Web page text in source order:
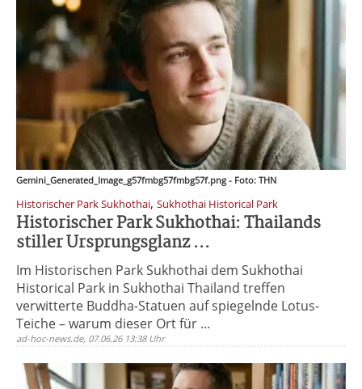
Gemini_Generated_Image_g57fmbg57fmbg57f.png - Foto: THN
Historischer Park Sukhothai, Sukhothai Historical Park
Historischer Park Sukhothai: Thailands
stiller Ursprungsglanz ...
Im Historischen Park Sukhothai dem Sukhothai
Historical Park in Sukhothai Thailand treffen
verwitterte Buddha-Statuen auf spiegelnde Lotus-
Teiche – warum dieser Ort für ...
ad-hoc-news.de, 07.06.26 13:38 Uhr